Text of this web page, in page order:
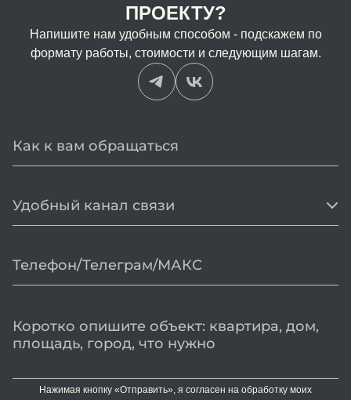
ПРОЕКТУ?
Напишите нам удобным способом - подскажем по
формату работы, стоимости и следующим шагам.
Удобный канал связи
Нажимая кнопку «Отправить», я согласен на обработку моих